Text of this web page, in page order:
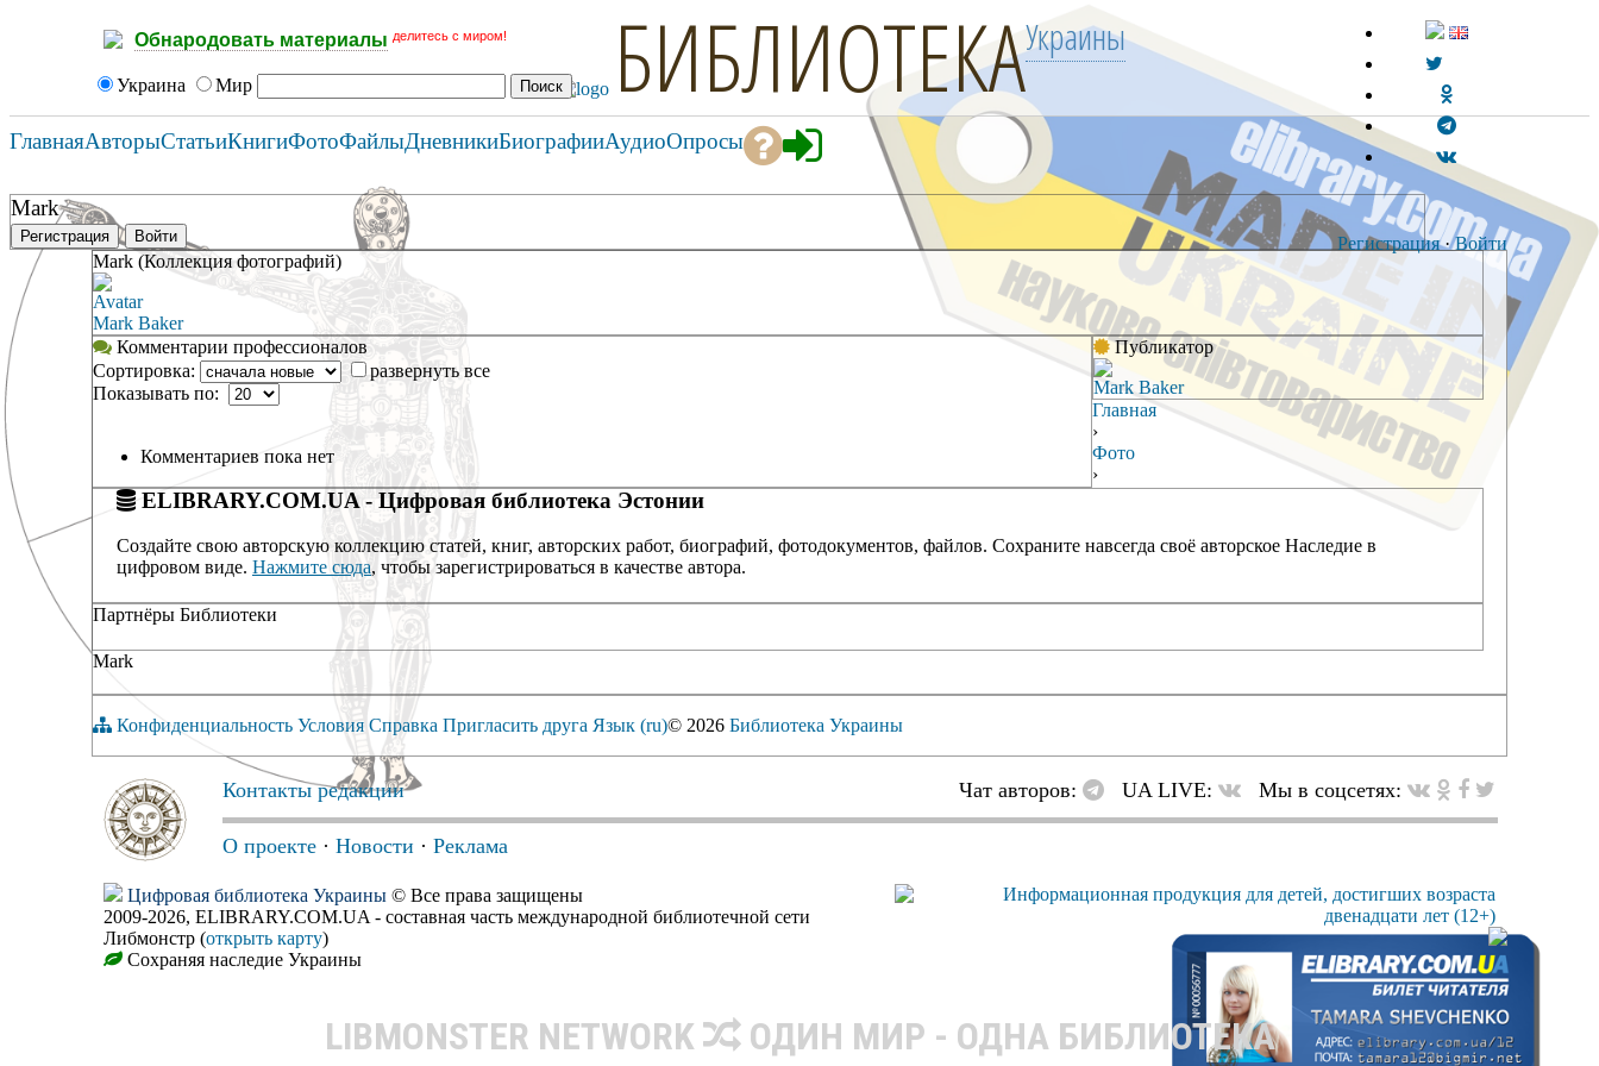
Обнародовать материалы делитесь с миром!
Украина Мир БИБЛИОТЕКАУкраины
Регистрация · Войти
ГлавнаяАвторыСтатьиКнигиФотоФайлыДневникиБиографииАудиоОпросы
Mark
Регистрация Войти
Mark (Коллекция фотографий)
Avatar
Mark Baker
Комментарии профессионалов
Сортировка:
развернуть все
Показывать по:
Комментариев пока нет
Публикатор
Mark Baker
ELIBRARY.COM.UA - Цифровая библиотека Эстонии
Создайте свою авторскую коллекцию статей, книг, авторских работ, биографий, фотодокументов, файлов. Сохраните навсегда своё авторское Наследие в
цифровом виде. Нажмите сюда, чтобы зарегистрироваться в качестве автора.
Партнёры Библиотеки
Главная
›
Фото
›
Mark
Конфиденциальность Условия Справка Пригласить друга Язык (ru)© 2026 Библиотека Украины
Контакты редакции Чат авторов: UA LIVE: Мы в соцсетях:
О проекте · Новости · Реклама
Цифровая библиотека Украины © Все права защищены
2009-2026, ELIBRARY.COM.UA - составная часть международной библиотечной сети
Либмонстр (открыть карту)
Сохраняя наследие Украины
LIBMONSTER NETWORK ОДИН МИР - ОДНА БИБЛИОТЕКА